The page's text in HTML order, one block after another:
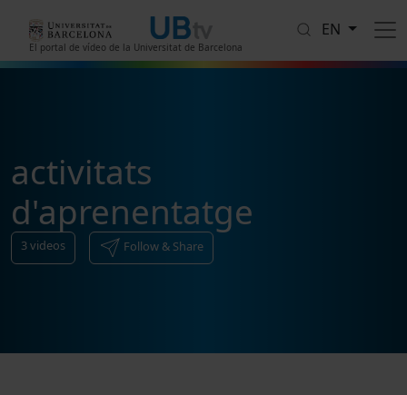
El portal de vídeo de la Universitat de Barcelona
EN
activitats
d'aprenentatge
3videos Follow & Share